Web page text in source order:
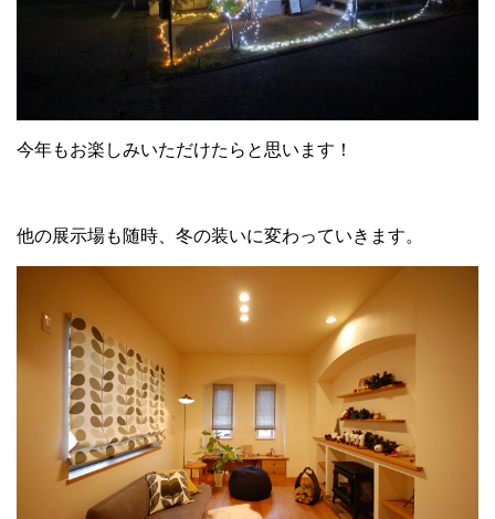
今年もお楽しみいただけたらと思います！
他の展示場も随時、冬の装いに変わっていきます。